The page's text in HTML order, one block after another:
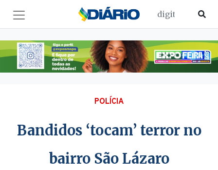
POLÍCIA
Bandidos ‘tocam’ terror no
bairro São Lázaro